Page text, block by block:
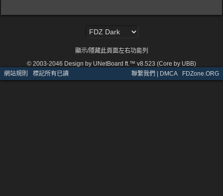
顯示/隱藏此頁面左右功能列
© 2003-2046 Design by UNetBoard ft.™ v8.523 (Core by UBB)
網站規則 · 標記所有已讀 聯繫我們 | DMCA· FDZone.ORG